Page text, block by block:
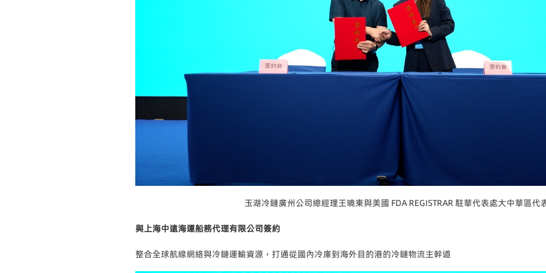
玉湖冷鏈廣州公司總經理王曉東與美國 FDA REGISTRAR 駐華代表處大中華區代
與上海中遠海運船務代理有限公司簽約
整合全球航線網絡與冷鏈運輸資源，打通從國內冷庫到海外目的港的冷鏈物流主幹道